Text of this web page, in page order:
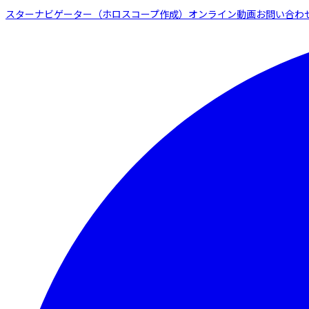
スターナビゲーター（ホロスコープ作成） オンライン動画お問い合わ